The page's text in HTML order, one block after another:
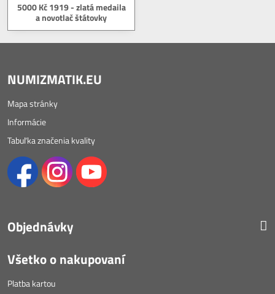
5000 Kč 1919 - zlatá medaila
a novotlač štátovky
NUMIZMATIK.EU
Mapa stránky
Informácie
Tabuľka značenia kvality
Objednávky
Všetko o nakupovaní
Platba kartou